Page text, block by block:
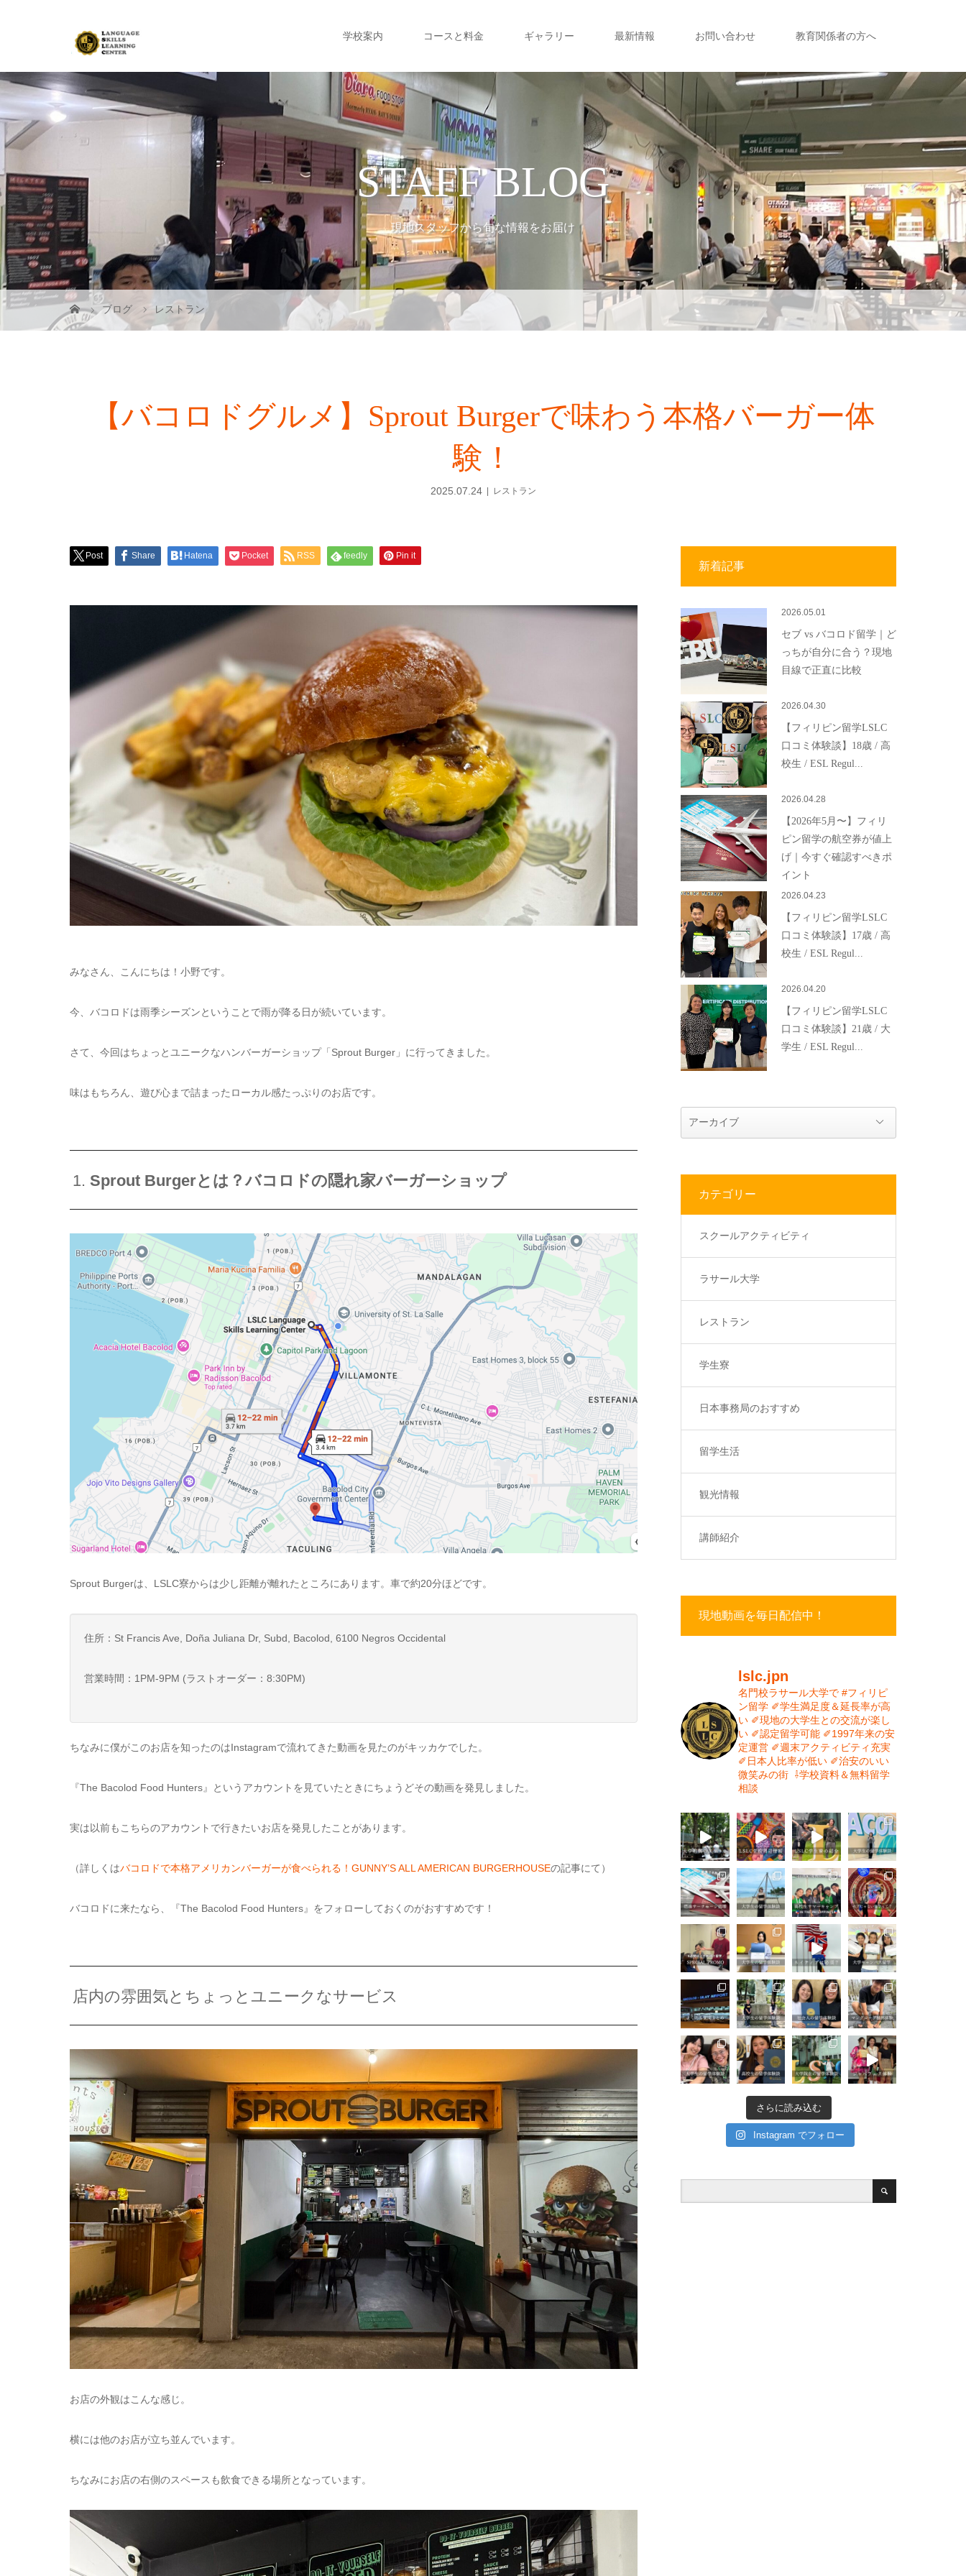
学校案内 コースと料金 ギャラリー 最新情報 お問い合わせ 教育関係者の方へ
STAFF BLOG
現地スタッフから旬な情報をお届け
ブログ レストラン
【バコロドグルメ】Sprout Burgerで味わう本格バーガー体
験！
2025.07.24 レストラン
Post Share Hatena Pocket RSS feedly Pin it
みなさん、こんにちは！小野です。
今、バコロドは雨季シーズンということで雨が降る日が続いています。
さて、今回はちょっとユニークなハンバーガーショップ「Sprout Burger」に行ってきました。
味はもちろん、遊び心まで詰まったローカル感たっぷりのお店です。
1. Sprout Burgerとは？バコロドの隠れ家バーガーショップ
Sprout Burgerは、LSLC寮からは少し距離が離れたところにあります。車で約20分ほどです。
住所：St Francis Ave, Doña Juliana Dr, Subd, Bacolod, 6100 Negros Occidental
営業時間：1PM-9PM (ラストオーダー：8:30PM)
ちなみに僕がこのお店を知ったのはInstagramで流れてきた動画を見たのがキッカケでした。
『The Bacolod Food Hunters』というアカウントを見ていたときにちょうどその動画を発見しました。
実は以前もこちらのアカウントで行きたいお店を発見したことがあります。
（詳しくはバコロドで本格アメリカンバーガーが食べられる！GUNNY’S ALL AMERICAN BURGERHOUSEの記事にて）
バコロドに来たなら、『The Bacolod Food Hunters』をフォローしておくのがおすすめです！
店内の雰囲気とちょっとユニークなサービス
お店の外観はこんな感じ。
横には他のお店が立ち並んでいます。
ちなみにお店の右側のスペースも飲食できる場所となっています。
新着記事
2026.05.01
セブ vs バコロド留学｜ど
っちが自分に合う？現地
目線で正直に比較
2026.04.30
【フィリピン留学LSLC
口コミ体験談】18歳 / 高
校生 / ESL Regul...
2026.04.28
【2026年5月〜】フィリ
ピン留学の航空券が値上
げ｜今すぐ確認すべきポ
イント
2026.04.23
【フィリピン留学LSLC
口コミ体験談】17歳 / 高
校生 / ESL Regul...
2026.04.20
【フィリピン留学LSLC
口コミ体験談】21歳 / 大
学生 / ESL Regul...
カテゴリー
スクールアクティビティ
ラサール大学
レストラン
学生寮
日本事務局のおすすめ
留学生活
観光情報
講師紹介
現地動画を毎日配信中！
lslc.jpn
名門校ラサール大学で #フィリピ
ン留学⁡ ⁡✐学生満足度＆延長率が高
い⁡ ✐現地の大学生との交流が楽し
い⁡ ✐認定留学可能⁡ ✐1997年来の安
定運営⁡⁡ ✐週末アクティビティ充実⁡
✐日本人比率が低い ⁡✐治安のいい
微笑みの街⁡ ⇩学校資料＆無料留学
相談
さらに読み込む
Instagram でフォロー